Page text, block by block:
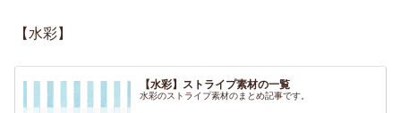
【水彩】
【水彩】ストライプ素材の一覧
水彩のストライプ素材のまとめ記事です。